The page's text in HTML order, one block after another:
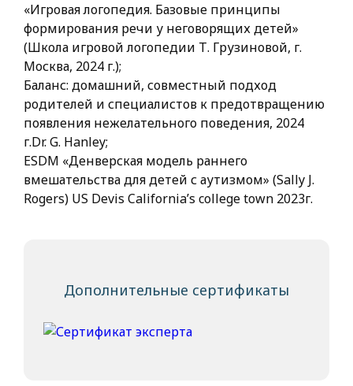
«Игровая логопедия. Базовые принципы
формирования речи у неговорящих детей»
(Школа игровой логопедии Т. Грузиновой, г.
Москва, 2024 г.);
Баланс: домашний, совместный подход
родителей и специалистов к предотвращению
появления нежелательного поведения, 2024
г.Dr. G. Hanley;
ESDM «Денверская модель раннего
вмешательства для детей с аутизмом» (Sally J.
Rogers) US Devis California’s college town 2023г.
Дополнительные сертификаты